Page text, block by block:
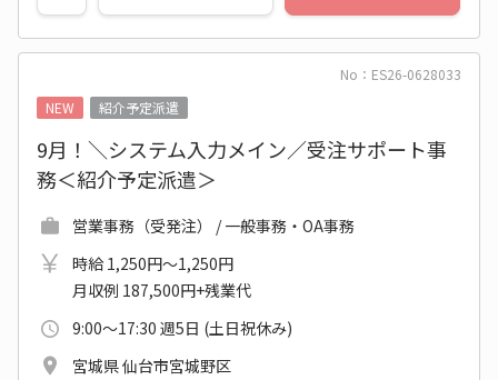
No：ES26-0628033
NEW
紹介予定派遣
9月！＼システム入力メイン／受注サポート事
務＜紹介予定派遣＞
営業事務（受発注） / 一般事務・OA事務
時給 1,250円～1,250円
月収例 187,500円+残業代
9:00～17:30 週5日 (土日祝休み)
宮城県 仙台市宮城野区